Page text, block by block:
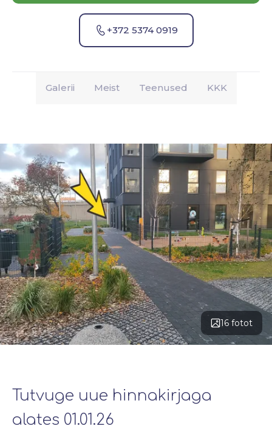
+372 5374 0919
Galerii Meist Teenused KKK
16 fotot
Tutvuge uue hinnakirjaga
alates 01.01.26